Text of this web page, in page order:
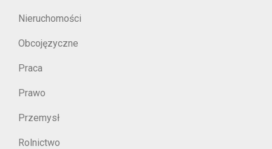
Nieruchomości
Obcojęzyczne
Praca
Prawo
Przemysł
Rolnictwo